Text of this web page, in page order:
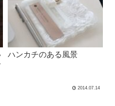
ハンカチのある風景
2014.07.14